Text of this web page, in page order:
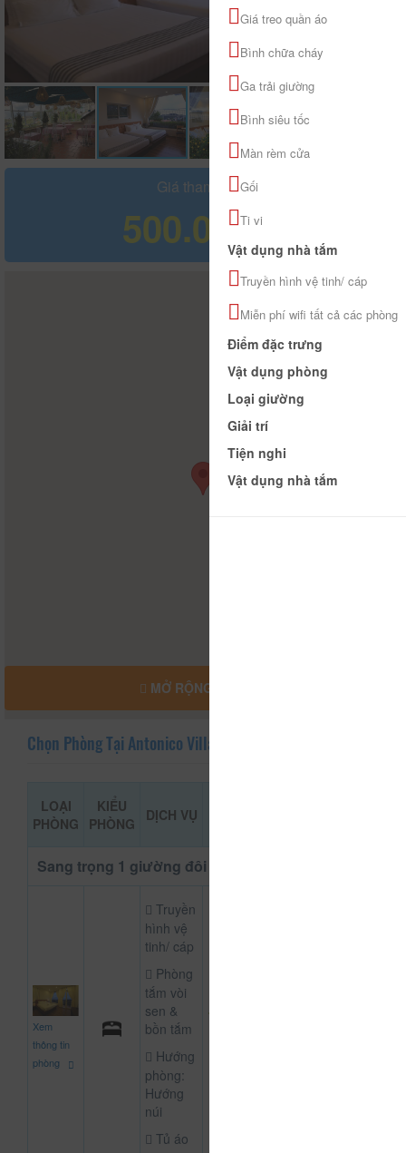
Giá tham khảo
500.000 đ
MỞ RỘNG BẢN ĐỒ
Chọn Phòng Tại Antonico Villa
LOẠI
PHÒNG
KIỂU
PHÒNG
DỊCH VỤ
Sang trọng 1 giường đôi
Xem
thông tin
phòng
Truyền
hình vệ
tinh/ cáp
Phòng
tắm vòi
sen &
bồn tắm
Hướng
phòng:
Hướng
núi
Tủ áo
1.000.000
Giá treo quần áo
Bình chữa cháy
Ga trải giường
Bình siêu tốc
Màn rèm cửa
Gối
Ti vi
Vật dụng nhà tắm
Truyền hình vệ tinh/ cáp
Miễn phí wifi tất cả các phòng
Điểm đặc trưng
Vật dụng phòng
Loại giường
Giải trí
Tiện nghi
Vật dụng nhà tắm